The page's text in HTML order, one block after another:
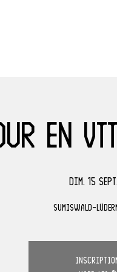
en
dim. 15
Sumiswald-